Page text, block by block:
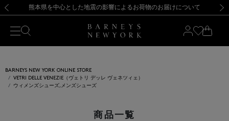
新規登録のお客様も対象！＜MY BARNEYS＞会員のお客様は11,000円（税込）以上のお買上げで常時送料無料！お買い物の際は会員登録を！
【夏季休業に伴う返品・交換承り一時停止のお知らせ】（2026.8.5）
熊本県を中心とした地震の影響によるお荷物のお届けについて
【開催中】SUMMER SALEのご案内・ご注意事項 新規登録のお客様も対象！＜MY BARNEYS＞会員のお客様は11,000円（税込）以上のお買上げで常時送料無料！お買い物の際は会員登録を！
【夏季休業に伴う返品・交換承り一時停止のお知らせ】（2026.8.5）
BARNEYS NEW YORK ONLINE STORE
VETRI DELLE VENEZIE（ヴェトリ デッレ ヴェネツィェ）
ウィメンズシューズ,メンズシューズ
商品一覧